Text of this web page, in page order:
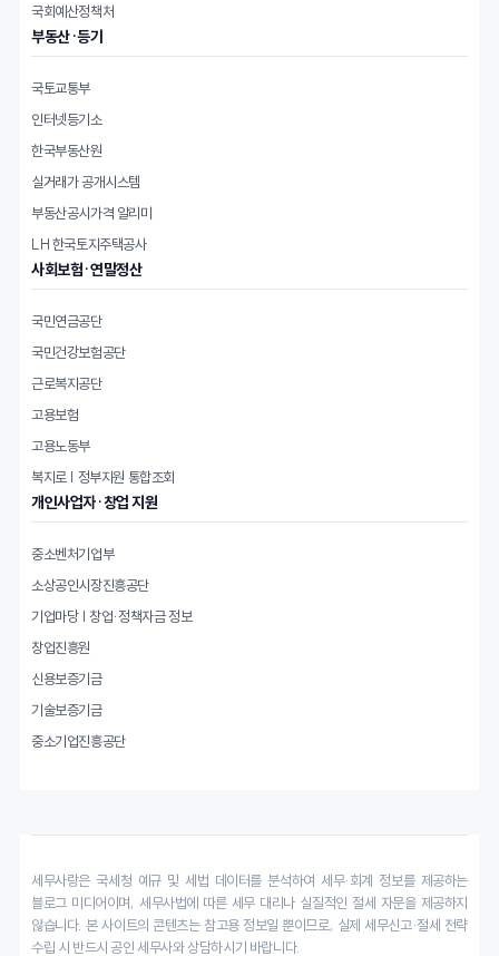
국회예산정책처
부동산·등기
국토교통부
인터넷등기소
한국부동산원
실거래가 공개시스템
부동산공시가격 알리미
LH 한국토지주택공사
사회보험·연말정산
국민연금공단
국민건강보험공단
근로복지공단
고용보험
고용노동부
복지로 | 정부지원 통합조회
개인사업자·창업 지원
중소벤처기업부
소상공인시장진흥공단
기업마당 | 창업·정책자금 정보
창업진흥원
신용보증기금
기술보증기금
중소기업진흥공단
세무사랑은 국세청 예규 및 세법 데이터를 분석하여 세무·회계 정보를 제공하는
블로그 미디어이며, 세무사법에 따른 세무 대리나 실질적인 절세 자문을 제공하지
않습니다. 본 사이트의 콘텐츠는 참고용 정보일 뿐이므로, 실제 세무신고·절세 전략
수립 시 반드시 공인 세무사와 상담하시기 바랍니다.